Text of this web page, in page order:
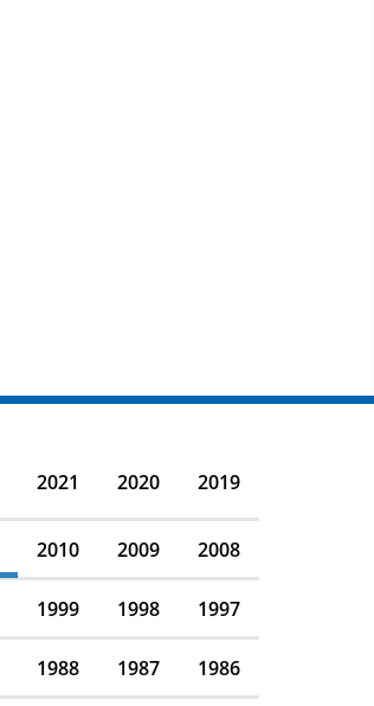
2021 2020 2019
2010 2009 2008
1999 1998 1997
1988 1987 1986